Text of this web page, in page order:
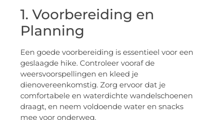
1. Voorbereiding en
Planning
Een goede voorbereiding is essentieel voor een
geslaagde hike. Controleer vooraf de
weersvoorspellingen en kleed je
dienovereenkomstig. Zorg ervoor dat je
comfortabele en waterdichte wandelschoenen
draagt, en neem voldoende water en snacks
mee voor onderweg.